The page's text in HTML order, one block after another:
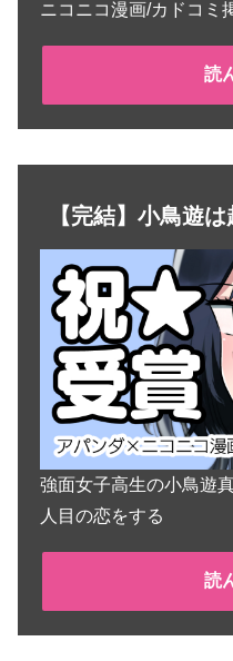
ニコニコ漫画/カドコミ
読
【完結】小鳥遊
強面女子高生の小鳥遊
人目の恋をする
読